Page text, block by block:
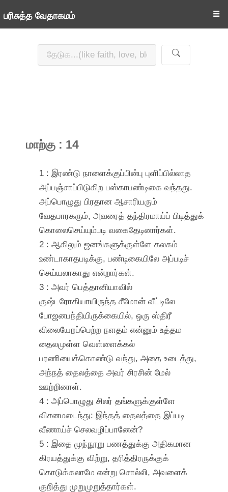
பரிசுத்த வேதாகமம் ☰
மாற்கு : 14
1 : இரண்டு நாளைக்குப்பின்பு புளிப்பில்லாத
அப்பஞ்சாப்பிடுகிற பஸ்காபண்டிகை வந்தது.
அப்பொழுது பிரதான ஆசாரியரும்
வேதபாரகரும், அவரைத் தந்திரமாய்ப் பிடித்துக்
கொலைசெய்யும்படி வகைதேடினார்கள்.
2 : ஆகிலும் ஜனங்களுக்குள்ளே கலகம்
உண்டாகாதபடிக்கு, பண்டிகையிலே அப்படிச்
செய்யலாகாது என்றார்கள்.
3 : அவர் பெத்தானியாவில்
குஷ்டரோகியாயிருந்த சீமோன் வீட்டிலே
போஜனபந்தியிருக்கையில், ஒரு ஸ்திரீ
விலையேறப்பெற்ற நளதம் என்னும் உத்தம
தைலமுள்ள வெள்ளைக்கல்
பரணியைக்கொண்டு வந்து, அதை உடைத்து,
அந்நத் தைலத்தை அவர் சிரசின் மேல்
ஊற்றினாள்.
4 : அப்பொழுது சிலர் தங்களுக்குள்ளே
விசனமடைந்து: இந்தத் தைலத்தை இப்படி
வீணாய்ச் செலவழிப்பானேன்?
5 : இதை முந்நூறு பணத்துக்கு அதிகமான
கிரயத்துக்கு விற்று, தரித்திரருக்குக்
கொடுக்கலாமே என்று சொல்லி, அவளைக்
குறித்து முறுமுறுத்தார்கள்.